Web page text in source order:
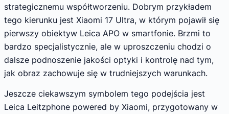
strategicznemu współtworzeniu. Dobrym przykładem
tego kierunku jest Xiaomi 17 Ultra, w którym pojawił się
pierwszy obiektyw Leica APO w smartfonie. Brzmi to
bardzo specjalistycznie, ale w uproszczeniu chodzi o
dalsze podnoszenie jakości optyki i kontrolę nad tym,
jak obraz zachowuje się w trudniejszych warunkach.
Jeszcze ciekawszym symbolem tego podejścia jest
Leica Leitzphone powered by Xiaomi, przygotowany w